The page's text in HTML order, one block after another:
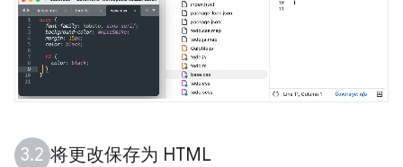
将更改保存为 HTML